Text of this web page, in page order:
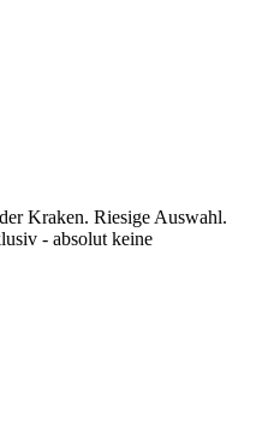
Kraken. Riesige Auswahl.
- absolut keine